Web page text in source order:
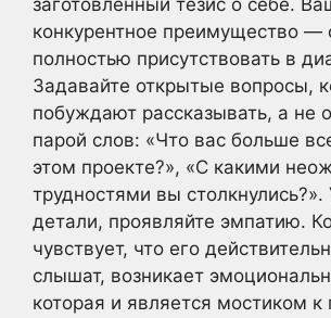
заготовленный тезис о себе.
конкурентное преимущество —
полностью присутствовать в
Задавайте открытые вопросы,
побуждают рассказывать, а не
парой слов: «Что вас больше
этом проекте?», «С какими
трудностями вы столкнулись?».
детали, проявляйте эмпатию.
чувствует, что его
слышат, возникает
которая и является мостиком